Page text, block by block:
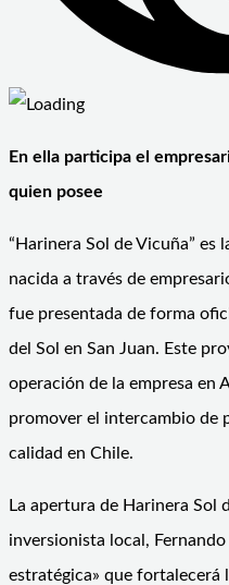
En ella participa el
quien posee
“Harinera Sol de Vicuña” es
nacida a través de
fue presentada de forma
del Sol en San Juan. Este
operación de la empresa en
promover el intercambio de
calidad en Chile.
La apertura de Harinera Sol
inversionista local,
estratégica» que fortalecerá